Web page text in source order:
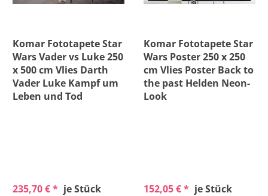
Komar Fototapete Star
Wars Vader vs Luke 250
x 500 cm Vlies Darth
Vader Luke Kampf um
Leben und Tod
235,70 € * je Stück
Komar Fototapete Star
Wars Poster 250 x 250
cm Vlies Poster Back to
the past Helden Neon-
Look
152,05 € * je Stück